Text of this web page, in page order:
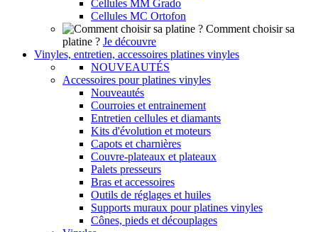
Cellules MM Grado
Cellules MC Ortofon
Comment choisir sa
platine ? Je découvre
Vinyles, entretien, accessoires platines vinyles
NOUVEAUTÉS
Accessoires pour platines vinyles
Nouveautés
Courroies et entrainement
Entretien cellules et diamants
Kits d'évolution et moteurs
Capots et charnières
Couvre-plateaux et plateaux
Palets presseurs
Bras et accessoires
Outils de réglages et huiles
Supports muraux pour platines vinyles
Cônes, pieds et découplages